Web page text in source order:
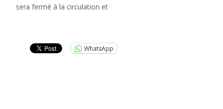
sera fermé à la circulation et
WhatsApp